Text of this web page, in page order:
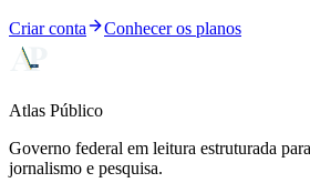
Criar conta Conhecer os planos
Atlas Público
Governo federal em leitura estruturada
jornalismo e pesquisa.